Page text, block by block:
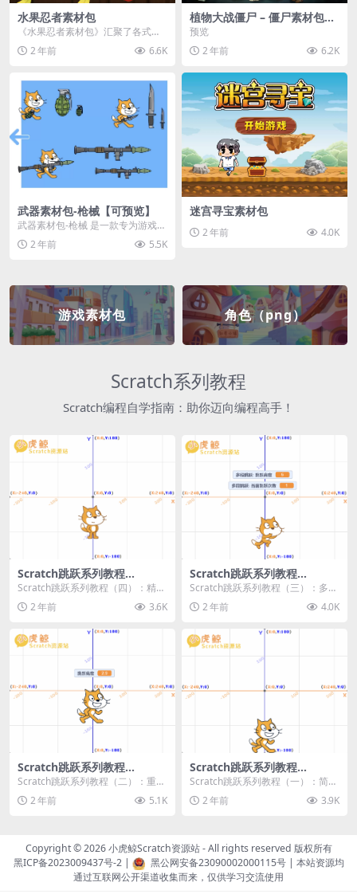
水果忍者素材包
《水果忍者素材包》汇聚了各式鲜
美诱人的水果图像与清脆悦耳的切
割音效，专为追求极致...
2 年前 6.6K
植物大战僵尸 – 僵尸素材包
【可预览】
预览
2 年前
6.2K
武器素材包-枪械【可预览】
武器素材包-枪械 是一款专为游戏开
发者和创作者设计的素材包，包含
多种高质量的枪械...
2 年前 5.5K
迷宫寻宝素材包
2 年前 4.0K
游戏素材包 角色（png）
Scratch系列教程
Scratch编程自学指南：助你迈向编程高手！
Scratch跳跃系列教程
（四）：精准着陆
Scratch跳跃系列教程（四）：精准
着陆 作者：小虎鲸Scratch资源站
... 2 年前 3.6K
Scratch跳跃系列教程
（三）：多段跳跃
Scratch跳跃系列教程（三）：多段
跳跃 作者：小虎鲸Scratch资源站
连...2 年前 4.0K
Scratch跳跃系列教程
（二）：重力跳跃
Scratch跳跃系列教程（二）：重力
跳跃 作者：小虎鲸Scratch资源站
按...2 年前 5.1K
Scratch跳跃系列教程
（一）：简单跳跃
Scratch跳跃系列教程（一）：简单
跳跃 作者：小虎鲸Scratch资源站
按...2 年前 3.9K
Copyright © 2026小虎鲸Scratch资源站- All rights reserved 版权所有
黑ICP备2023009437号-2| 黑公网安备23090002000115号| 本站资源均
通过互联网公开渠道收集而来，仅供学习交流使用